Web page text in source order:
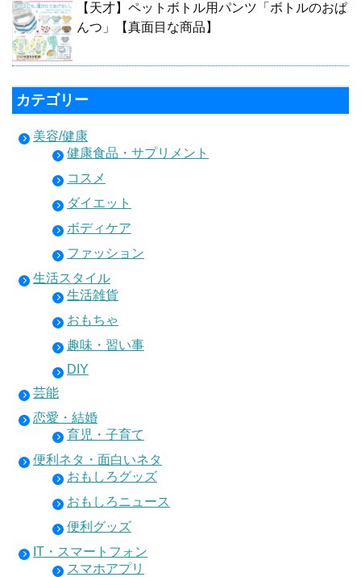
【天才】ペットボトル用パンツ「ボトルのおぱ
んつ」【真面目な商品】
カテゴリー
美容/健康
健康食品・サプリメント
コスメ
ダイエット
ボディケア
ファッション
生活スタイル
生活雑貨
おもちゃ
趣味・習い事
DIY
芸能
恋愛・結婚
育児・子育て
便利ネタ・面白いネタ
おもしろグッズ
おもしろニュース
便利グッズ
IT・スマートフォン
スマホアプリ